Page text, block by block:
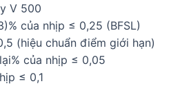
V 500
của nhịp ≤ 0,25 (BFSL)
(hiệu chuẩn điểm giới hạn)
của nhịp ≤ 0,05
≤ 0,1